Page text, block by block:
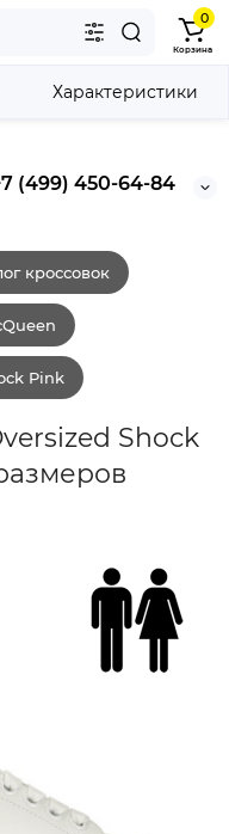
(499) 450-64-84
0
Корзина
кроссовок
Pink
Shock
Характеристики